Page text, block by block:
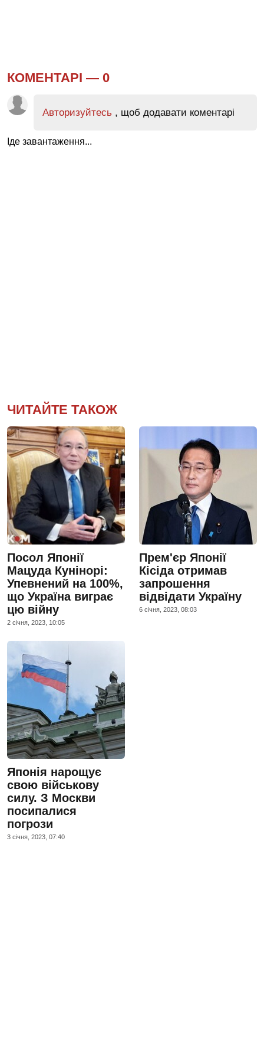
КОМЕНТАРІ — 0
Авторизуйтесь , щоб додавати коментарі
Іде завантаження...
ЧИТАЙТЕ ТАКОЖ
Посол Японії
Мацуда Кунінорі:
Упевнений на 100%,
що Україна виграє
цю війну
2 сiчня, 2023, 10:05
Прем'єр Японії
Кісіда отримав
запрошення
відвідати Україну
6 сiчня, 2023, 08:03
Японія нарощує
свою військову
силу. З Москви
посипалися
погрози
3 сiчня, 2023, 07:40